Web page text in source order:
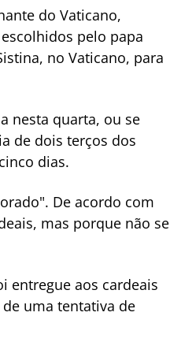
do Vaticano,
pelo papa
no Vaticano, para
nesta quarta, ou se
de dois terços dos
dias.
De acordo com
mas porque não se
entregue aos cardeais
uma tentativa de